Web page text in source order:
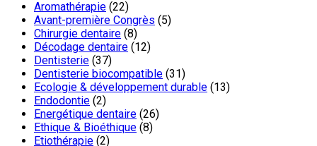
Aromathérapie (22)
Avant-première Congrès (5)
Chirurgie dentaire (8)
Décodage dentaire (12)
Dentisterie (37)
Dentisterie biocompatible (31)
Ecologie & développement durable (13)
Endodontie (2)
Energétique dentaire (26)
Ethique & Bioéthique (8)
Etiothérapie (2)